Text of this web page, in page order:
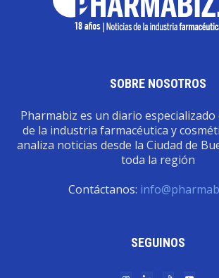
SOBRE NOSOTROS
Pharmabiz es un diario
de la industria farmacéutica y
analiza noticias desde la Ciudad de
toda la región
Contáctanos:
SEGUINOS